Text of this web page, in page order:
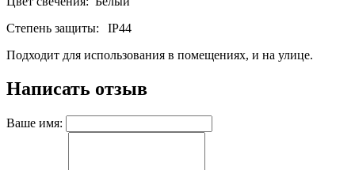
Степень защиты:
IP44
Подходит для использования в помещениях, и на улице.
Написать отзыв
Ваше имя: